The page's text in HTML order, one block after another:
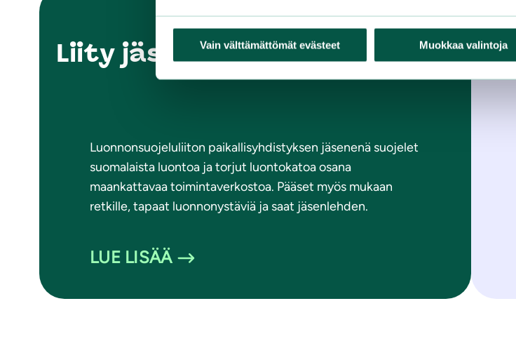
Vain välttämättömät evästeet Muokkaa valintoja
Liity jäseneksi
Luonnonsuojeluliiton paikallisyhdistyksen jäsenenä suojelet
suomalaista luontoa ja torjut luontokatoa osana
maankattavaa toimintaverkostoa. Pääset myös mukaan
retkille, tapaat luonnonystäviä ja saat jäsenlehden.
LUE LISÄÄ